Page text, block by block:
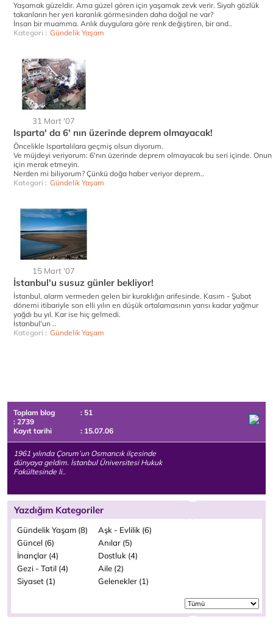
Yaşamak güzeldir. Ama güzel gören için yaşamak zevk verir. Siyah gözlük
takanların her yeri karanlık görmesinden daha doğal ne var?
İnsan bir muamma. Anlık duygulara göre renk değiştiren, bir and..
Kategori : Gündelik Yaşam
31 Mart '07
Isparta' da 6' nın üzerinde deprem olmayacak!
Öncelikle Ispartalılara geçmiş olsun diyorum.
Ve müjdeyi veriyorum: 6'nın üzerinde deprem olmayacak bu seri içinde. Onun
için merak etmeyin.
Nerden mi biliyorum? Çünkü doğa haber veriyor deprem..
Kategori : Gündelik Yaşam
15 Mart '07
İstanbul'u susuz günler bekliyor!
İstanbul, alarm vermeden gelen bir kuraklığın arifesinde. Kasım - Şubat
dönemi itibariyle son elli yılın en düşük ortalamasının yarısı kadar yağmur
yağdı bu yıl. Kar ise hiç gelmedi.
İstanbul'un ..
Kategori : Gündelik Yaşam
Toplam blog
: 51
: 2739
Kayıt tarihi
: 15.07.06
1961 yılında Çorum’un Osmancık ilçesinde
dünyaya geldim. İstanbul Üniversitesi Hukuk
Fakültesinde li..
Yazdığım Kategoriler
Gündelik Yaşam (8)
Aşk - Evlilik (6)
Güncel (6)
Anılar (5)
İnançlar (4)
Dostluk (4)
Gezi - Tatil (4)
Aile (2)
Siyaset (1)
Gelenekler (1)